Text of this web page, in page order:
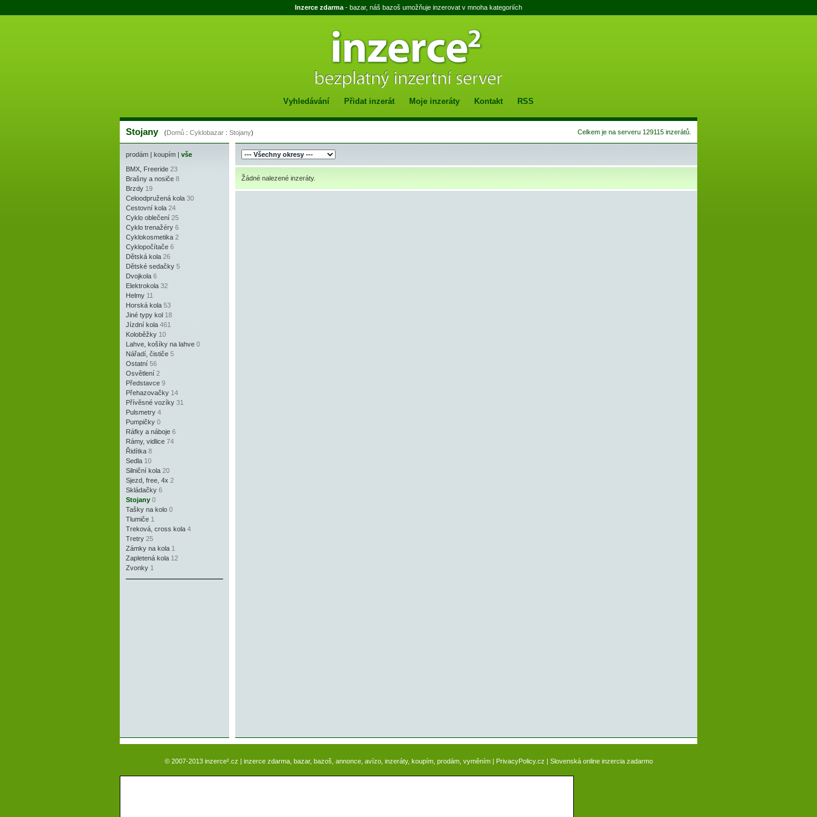
Inzerce zdarma - bazar, náš bazoš umožňuje inzerovat v mnoha kategoriích
Vyhledávání Přidat inzerát Moje inzeráty Kontakt RSS
Celkem je na serveru 129115 inzerátů.
Stojany (Domů : Cyklobazar : Stojany)
prodám | koupím | vše
BMX, Freeride 23
Brašny a nosiče 8
Brzdy 19
Celoodpružená kola 30
Cestovní kola 24
Cyklo oblečení 25
Cyklo trenažéry 6
Cyklokosmetika 2
Cyklopočítače 6
Dětská kola 26
Dětské sedačky 5
Dvojkola 6
Elektrokola 32
Helmy 11
Horská kola 53
Jiné typy kol 18
Jízdní kola 461
Koloběžky 10
Lahve, košíky na lahve 0
Nářadí, čističe 5
Ostatní 56
Osvětlení 2
Představce 9
Přehazovačky 14
Přívěsné vozíky 31
Pulsmetry 4
Pumpičky 0
Ráfky a náboje 6
Rámy, vidlice 74
Řidítka 8
Sedla 10
Silniční kola 20
Sjezd, free, 4x 2
Skládačky 6
Stojany 0
Tašky na kolo 0
Tlumiče 1
Treková, cross kola 4
Tretry 25
Zámky na kola 1
Zapletená kola 12
Zvonky 1
Žádné nalezené inzeráty.
© 2007-2013 inzerce².cz | inzerce zdarma, bazar, bazoš, annonce, avízo, inzeráty, koupím, prodám, vyměním | PrivacyPolicy.cz | Slovenská online inzercia zadarmo